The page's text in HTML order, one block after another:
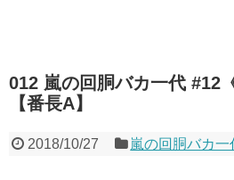
012 嵐の回胴バカ一代 #12
【番長A】
2018/10/27 嵐の回胴バカ一